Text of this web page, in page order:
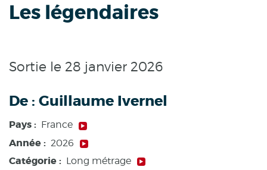
Les légendaires
Sortie le 28 janvier 2026
De : Guillaume Ivernel
Pays : France
Année : 2026
Catégorie : Long métrage